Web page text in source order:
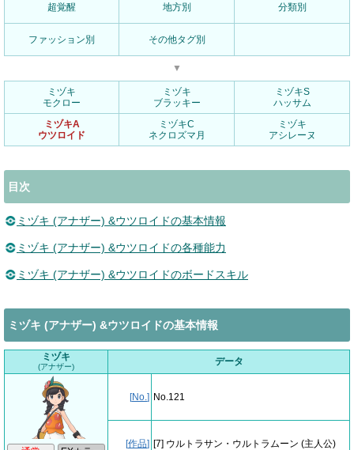
超覚醒 地方別 分類別
ファッション別 その他タグ別
▼
ミヅキ
モクロー
ミヅキ
ブラッキー
ミヅキS
ハッサム
ミヅキA
ウツロイド
ミヅキC
ネクロズマ月
ミヅキ
アシレーヌ
目次
ミヅキ (アナザー) &ウツロイドの基本情報
ミヅキ (アナザー) &ウツロイドの各種能力
ミヅキ (アナザー) &ウツロイドのボードスキル
ミヅキ (アナザー) &ウツロイドの基本情報
ミヅキ
(アナザー) データ
[No.] No.121
[作品] [7] ウルトラサン・ウルトラムーン (主人公)